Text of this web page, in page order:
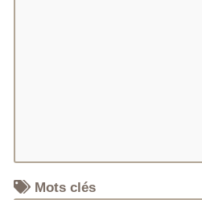
Mots clés